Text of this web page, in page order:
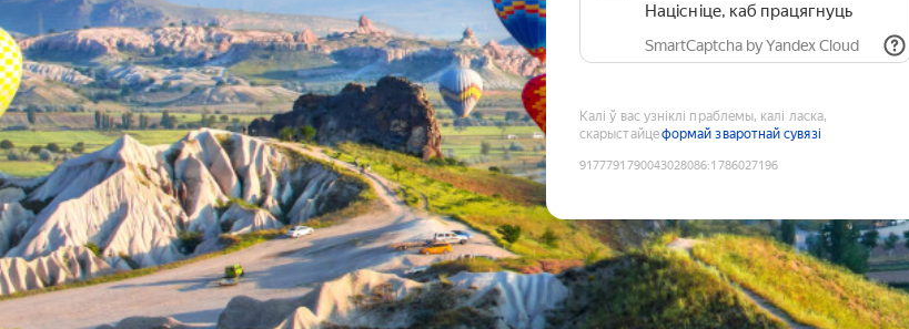
Націсніце, каб працягнуць
SmartCaptcha by Yandex Cloud
Калі ў вас узніклі праблемы, калі ласка,
скарыстайцеформай зваротнай сувязі
9177791790043028086:1786027196